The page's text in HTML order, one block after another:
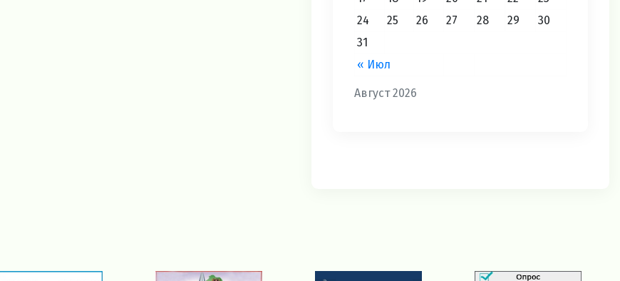
Август 2026
« Июл
24
25 26 27 28 29
30
31